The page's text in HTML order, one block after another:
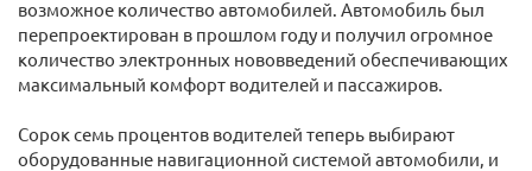
возможное количество автомобилей. Автомобиль был
перепроектирован в прошлом году и получил огромное
количество электронных нововведений обеспечивающих
максимальный комфорт водителей и пассажиров.
Сорок семь процентов водителей теперь выбирают
оборудованные навигационной системой автомобили, и